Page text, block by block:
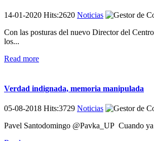
14-01-2020 Hits:2620 Noticias
Con las posturas del nuevo Director del
los...
Read more
Verdad indignada, memoria manipulada
05-08-2018 Hits:3729 Noticias
Pavel Santodomingo @Pavka_UP Cuando